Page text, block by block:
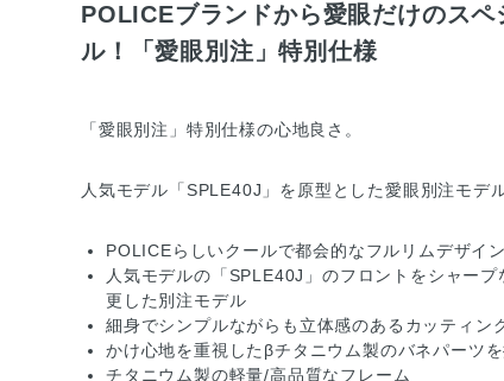
POLICEブランドから愛眼だけのスペ
ル！「愛眼別注」特別仕様
「愛眼別注」特別仕様の心地良さ。
人気モデル「SPLE40J」を原型とした愛眼別注モデル
POLICEらしいクールで都会的なフルリムデザイン
人気モデルの「SPLE40J」のフロントをシャープ
更した別注モデル
細身でシンプルながらも立体感のあるカッティン
かけ心地を重視したβチタニウム製のバネパーツ
チタニウム製の軽量/高品質なフレーム